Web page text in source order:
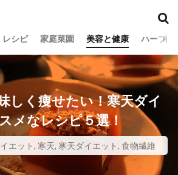
レシピ 家庭菜園 美容と健康 ハーブ
しく痩せたい！寒天ダイ
メなレシピ５選！
エット, 寒天, 寒天ダイエット, 食物繊維